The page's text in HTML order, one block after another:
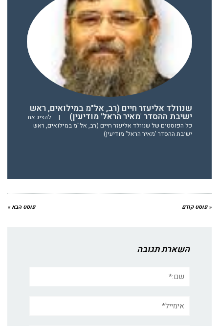
שנוולד אליעזר חיים (רב, אל"מ במילואים, ראש
ישיבת ההסדר 'מאיר הראל' מודיעין) |
להציג את
כל הפוסטים של שנוולד אליעזר חיים (רב, אל"מ במילואים, ראש
ישיבת ההסדר 'מאיר הראל' מודיעין)
« פוסט קודם פוסט הבא »
השארת תגובה